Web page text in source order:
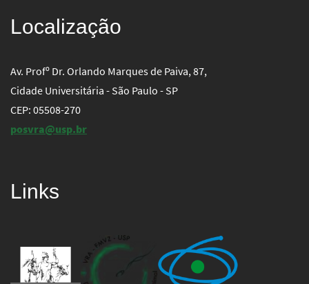
Localização
Av. Profº Dr. Orlando Marques de Paiva, 87,
Cidade Universitária - São Paulo - SP
CEP: 05508-270
posvra@usp.br
Links